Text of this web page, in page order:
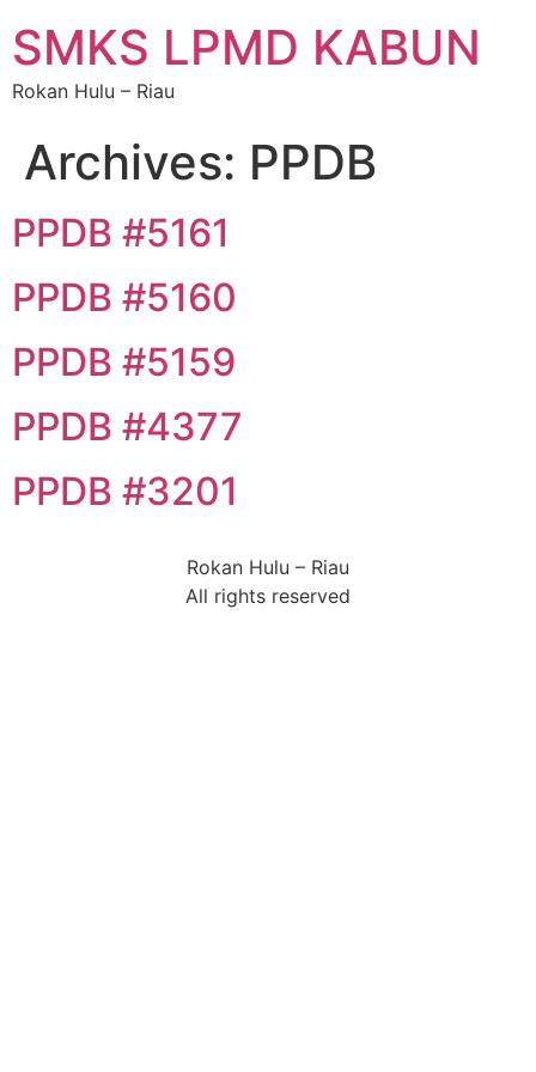
SMKS LPMD KABUN
Rokan Hulu – Riau
Archives: PPDB
PPDB #5161
PPDB #5160
PPDB #5159
PPDB #4377
PPDB #3201
Rokan Hulu – Riau
All rights reserved